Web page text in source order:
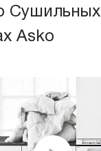
Сушильных
Asko